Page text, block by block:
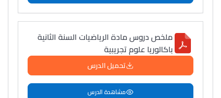
Collège au Maroc
التعليم الثانوي الإعدادي
Post-Bac
ملخص دروس مادة الرياضيات السنة الثانية
باكالوريا علوم تجريبية
تحميل الدرس
مشاهدة الدرس